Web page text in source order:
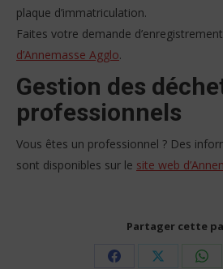
plaque d’immatriculation.
Faites votre demande
d’Annemasse Agglo.
Gestion des
professionnels
Vous êtes un professionnel ? Des
sont disponibles sur le site web
Partager cette